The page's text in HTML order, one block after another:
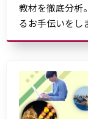
教材を徹底分析
るお手伝いをし